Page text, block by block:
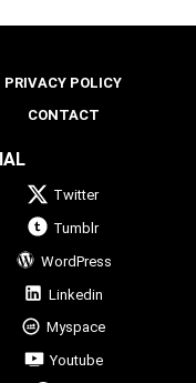
PRIVACY POLICY
CONTACT
Twitter
Tumblr
WordPress
Linkedin
Myspace
Youtube